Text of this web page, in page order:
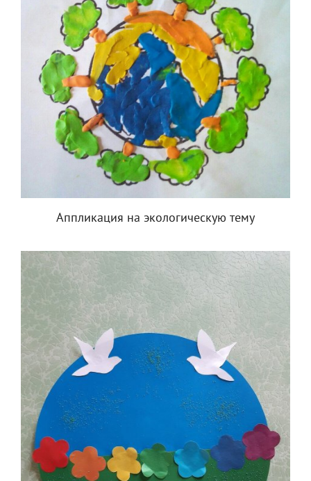
Аппликация на экологическую тему